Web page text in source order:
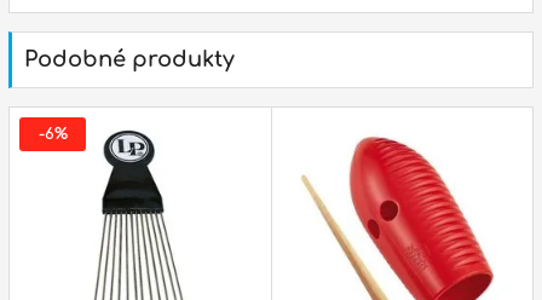
neděle :ZAVŘENO
státní svátky :ZAVŘENO
Podobné produkty
-6%